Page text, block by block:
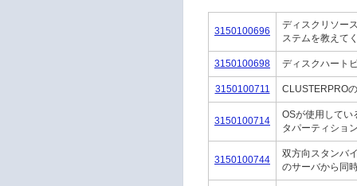
3150100696
ディスクリソー
ステムを教えて
3150100698 ディスクハート
3150100711 CLUSTERPRO
3150100714
OSが使用してい
タパーティショ
3150100744
双方向スタンバ
のサーバから同